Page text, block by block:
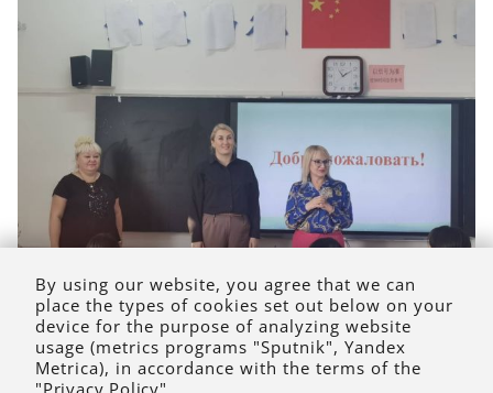
By using our website, you agree that we can
place the types of cookies set out below on your
device for the purpose of analyzing website
usage (metrics programs "Sputnik", Yandex
Metrica), in accordance with the terms of the
"Privacy Policy"